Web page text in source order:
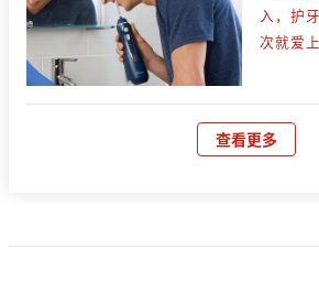
入，护
次就爱上
查看更多